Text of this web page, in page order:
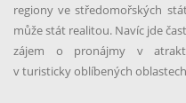
regiony ve středomořských
může stát realitou. Navíc jde
zájem o pronájmy v
v turisticky oblíbených